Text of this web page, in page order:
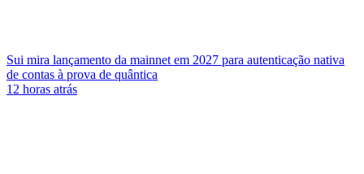
Sui mira lançamento da mainnet em 2027 para autenticação nativa
de contas à prova de quântica
12 horas atrás